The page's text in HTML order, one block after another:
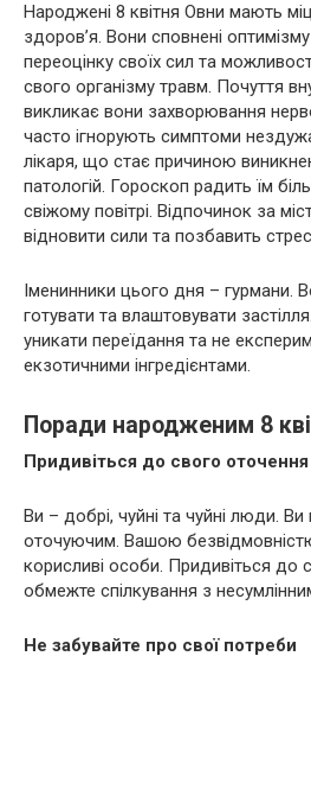
Народжені 8 квітня Овни мають
здоров’я. Вони сповнені
переоцінку своїх сил та
свого організму травм. Почуття
викликає вони захворювання
часто ігнорують симптоми
лікаря, що стає причиною
патологій. Гороскоп радить їм
свіжому повітрі. Відпочинок за
відновити сили та позбавить
Іменинники цього дня – гурмани.
готувати та влаштовувати
уникати переїдання та не
екзотичними інгредієнтами.
Поради народженим 8
Придивіться до свого оточення
Ви – добрі, чуйні та чуйні люди.
оточуючим. Вашою
корисливі особи. Придивіться до
обмежте спілкування з
Не забувайте про свої потреби